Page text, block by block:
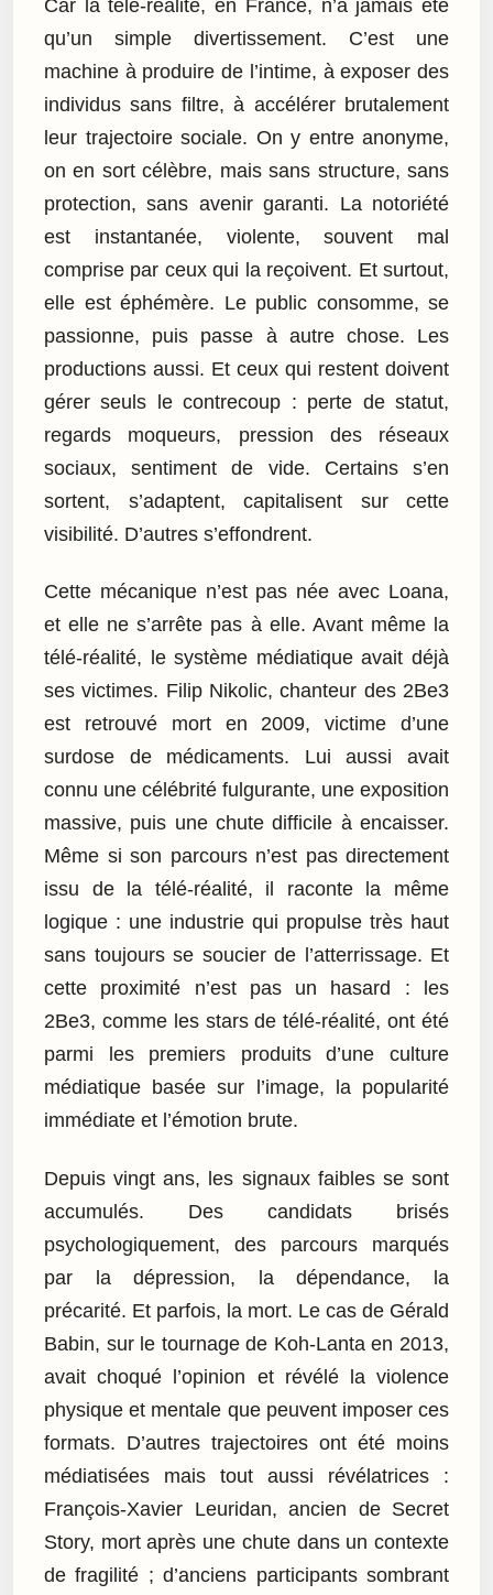
Car la télé-réalité, en France, n’a jamais été
qu’un simple divertissement. C’est une
machine à produire de l’intime, à exposer des
individus sans filtre, à accélérer brutalement
leur trajectoire sociale. On y entre anonyme,
on en sort célèbre, mais sans structure, sans
protection, sans avenir garanti. La notoriété
est instantanée, violente, souvent mal
comprise par ceux qui la reçoivent. Et surtout,
elle est éphémère. Le public consomme, se
passionne, puis passe à autre chose. Les
productions aussi. Et ceux qui restent doivent
gérer seuls le contrecoup : perte de statut,
regards moqueurs, pression des réseaux
sociaux, sentiment de vide. Certains s’en
sortent, s’adaptent, capitalisent sur cette
visibilité. D’autres s’effondrent.
Cette mécanique n’est pas née avec Loana,
et elle ne s’arrête pas à elle. Avant même la
télé-réalité, le système médiatique avait déjà
ses victimes. Filip Nikolic, chanteur des 2Be3
est retrouvé mort en 2009, victime d’une
surdose de médicaments. Lui aussi avait
connu une célébrité fulgurante, une exposition
massive, puis une chute difficile à encaisser.
Même si son parcours n’est pas directement
issu de la télé-réalité, il raconte la même
logique : une industrie qui propulse très haut
sans toujours se soucier de l’atterrissage. Et
cette proximité n’est pas un hasard : les
2Be3, comme les stars de télé-réalité, ont été
parmi les premiers produits d’une culture
médiatique basée sur l’image, la popularité
immédiate et l’émotion brute.
Depuis vingt ans, les signaux faibles se sont
accumulés. Des candidats brisés
psychologiquement, des parcours marqués
par la dépression, la dépendance, la
précarité. Et parfois, la mort. Le cas de Gérald
Babin, sur le tournage de Koh-Lanta en 2013,
avait choqué l’opinion et révélé la violence
physique et mentale que peuvent imposer ces
formats. D’autres trajectoires ont été moins
médiatisées mais tout aussi révélatrices :
François-Xavier Leuridan, ancien de Secret
Story, mort après une chute dans un contexte
de fragilité ; d’anciens participants sombrant